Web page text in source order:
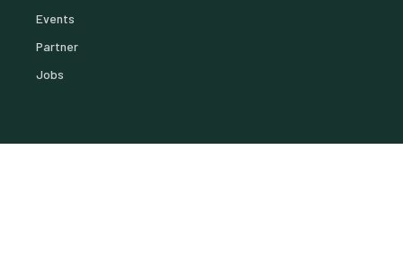
Events
Partner
Jobs